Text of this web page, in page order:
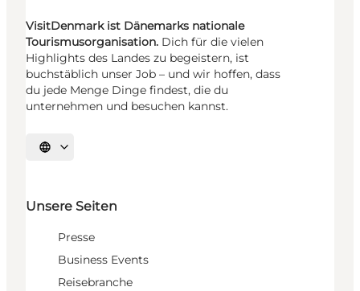
VisitDenmark ist Dänemarks nationale
Tourismusorganisation. Dich für die vielen
Highlights des Landes zu begeistern, ist
buchstäblich unser Job – und wir hoffen, dass
du jede Menge Dinge findest, die du
unternehmen und besuchen kannst.
Sprache auswählen
Unsere Seiten
Presse
Business Events
Reisebranche